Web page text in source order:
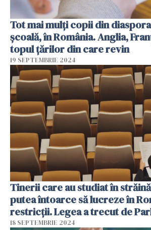
Tot mai mulți copii din
școală, în România. Anglia,
topul țărilor din care revin
19 SEPTEMBRIE 2024
Tinerii care au studiat în
putea întoarce să lucreze în
restricții. Legea a trecut de
18 SEPTEMBRIE 2024